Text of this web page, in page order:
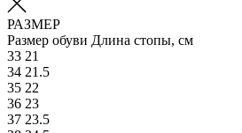
РАЗМЕР
Размер обуви Длина стопы, см
33 21
34 21.5
35 22
36 23
37 23.5